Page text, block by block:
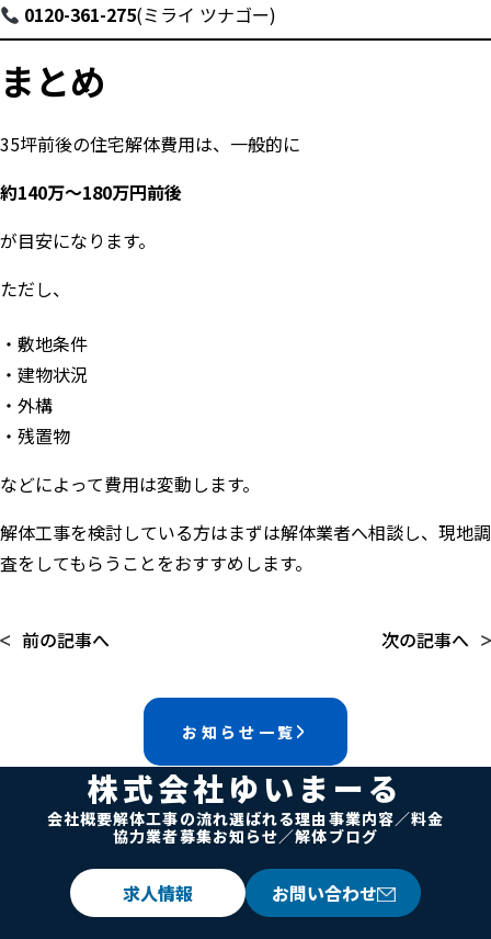
0120-361-275(ミライ ツナゴー)
まとめ
35坪前後の住宅解体費用は、一般的に
約140万〜180万円前後
が目安になります。
ただし、
敷地条件
建物状況
外構
残置物
などによって費用は変動します。
解体工事を検討している方はまずは解体業者へ相談し、現地調
査をしてもらうことをおすすめします。
前の記事へ 次の記事へ
お知らせ一覧
株式会社ゆいまーる
会社概要解体工事の流れ選ばれる理由 事業内容／料金
協力業者募集お知らせ／解体ブログ
求人情報 お問い合わせ